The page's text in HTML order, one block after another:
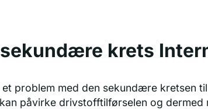
krets
problem med den sekundære kretsen
påvirke drivstofftilførselen og dermed